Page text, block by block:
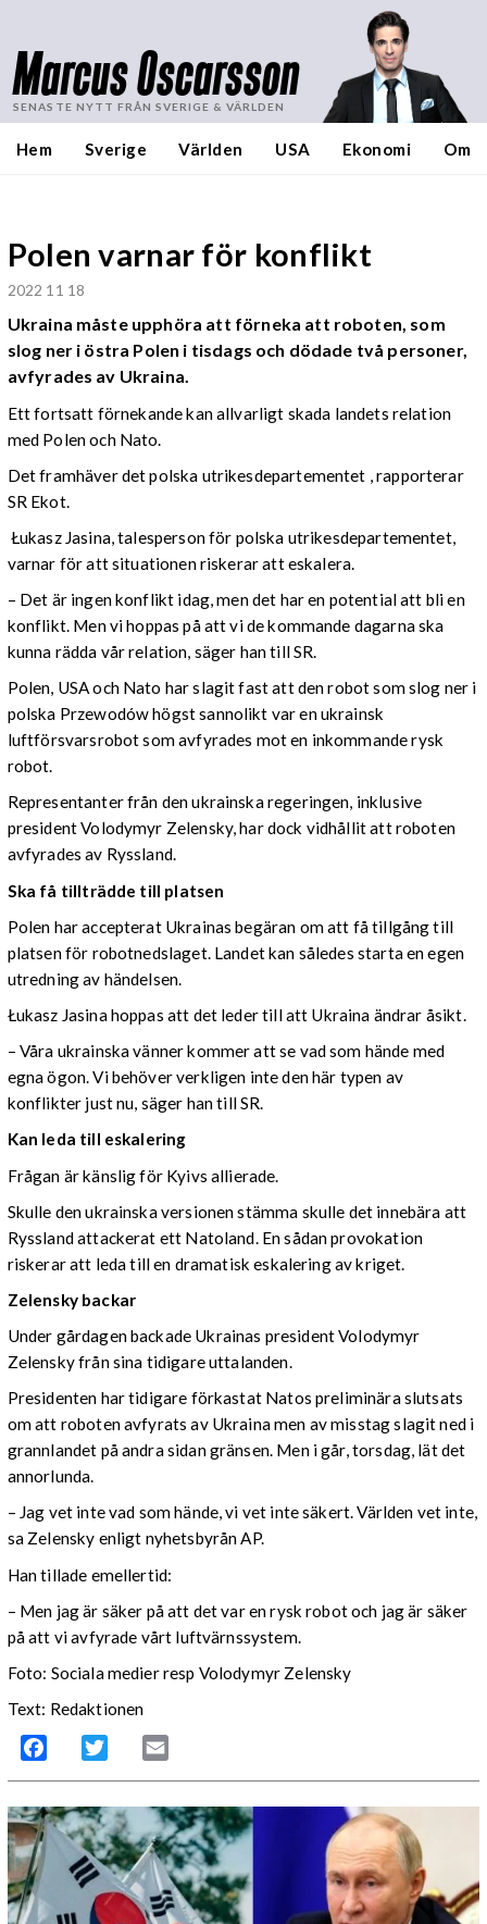
Marcus Oscarsson
SENASTE NYTT FRÅN SVERIGE & VÄRLDEN
Hem Sverige Världen USA Ekonomi Om
Polen varnar för konflikt
2022 11 18
Ukraina måste upphöra att förneka att roboten, som
slog ner i östra Polen i tisdags och dödade två personer,
avfyrades av Ukraina.
Ett fortsatt förnekande kan allvarligt skada landets relation
med Polen och Nato.
Det framhäver det polska utrikesdepartementet , rapporterar
SR Ekot.
Łukasz Jasina, talesperson för polska utrikesdepartementet,
varnar för att situationen riskerar att eskalera.
– Det är ingen konflikt idag, men det har en potential att bli en
konflikt. Men vi hoppas på att vi de kommande dagarna ska
kunna rädda vår relation, säger han till SR.
Polen, USA och Nato har slagit fast att den robot som slog ner i
polska Przewodów högst sannolikt var en ukrainsk
luftförsvarsrobot som avfyrades mot en inkommande rysk
robot.
Representanter från den ukrainska regeringen, inklusive
president Volodymyr Zelensky, har dock vidhållit att roboten
avfyrades av Ryssland.
Ska få tillträdde till platsen
Polen har accepterat Ukrainas begäran om att få tillgång till
platsen för robotnedslaget. Landet kan således starta en egen
utredning av händelsen.
Łukasz Jasina hoppas att det leder till att Ukraina ändrar åsikt.
– Våra ukrainska vänner kommer att se vad som hände med
egna ögon. Vi behöver verkligen inte den här typen av
konflikter just nu, säger han till SR.
Kan leda till eskalering
Frågan är känslig för Kyivs allierade.
Skulle den ukrainska versionen stämma skulle det innebära att
Ryssland attackerat ett Natoland. En sådan provokation
riskerar att leda till en dramatisk eskalering av kriget.
Zelensky backar
Under gårdagen backade Ukrainas president Volodymyr
Zelensky från sina tidigare uttalanden.
Presidenten har tidigare förkastat Natos preliminära slutsats
om att roboten avfyrats av Ukraina men av misstag slagit ned i
grannlandet på andra sidan gränsen. Men i går, torsdag, lät det
annorlunda.
– Jag vet inte vad som hände, vi vet inte säkert. Världen vet inte,
sa Zelensky enligt nyhetsbyrån AP.
Han tillade emellertid:
– Men jag är säker på att det var en rysk robot och jag är säker
på att vi avfyrade vårt luftvärnssystem.
Foto: Sociala medier resp Volodymyr Zelensky
Text: Redaktionen
Facebook Twitter